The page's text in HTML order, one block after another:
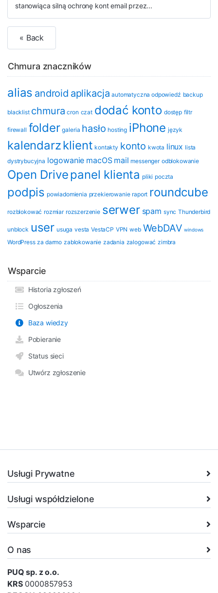
stanowiąca silną ochronę kont email przez...
« Back
Chmura znaczników
alias android aplikacja automatyczna odpowiedź backup
blacklist chmura cron czat dodać konto dostęp filtr
firewall folder galeria hasło hosting iPhone język
kalendarzklient kontakty konto kwota linux lista
dystrybucyjna logowanie macOS mail messenger odblokowanie
Open Drivepanel klienta pliki poczta
podpis powiadomienia przekierowanie raport roundcube
rozblokować rozmiar rozszerzenie serwer spam sync Thunderbird
unblock user usuga vesta VestaCP VPN web WebDAV windows
WordPress za darmo zablokowanie zadania zalogować zimbra
Wsparcie
Historia zgłoszeń
Ogłoszenia
Baza wiedzy
Pobieranie
Status sieci
Utwórz zgłoszenie
Usługi Prywatne
Usługi współdzielone
Wsparcie
O nas
PUQ sp. z o.o.
KRS0000857953